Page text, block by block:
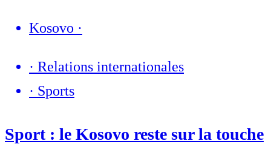
Kosovo ·
· Relations internationales
· Sports
Sport : le Kosovo reste sur la touche